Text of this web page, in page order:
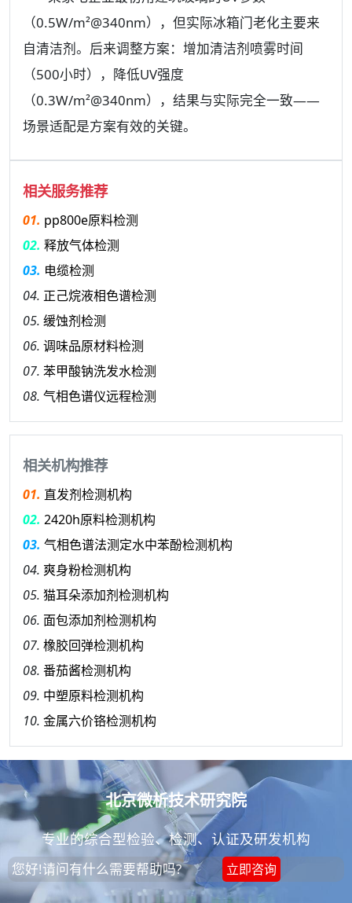
（0.5W/m²@340nm），但实际冰箱门老化主要来
自清洁剂。后来调整方案：增加清洁剂喷雾时间
（500小时），降低UV强度
（0.3W/m²@340nm），结果与实际完全一致——
场景适配是方案有效的关键。
相关服务推荐
01. pp800e原料检测
02. 释放气体检测
03. 电缆检测
04. 正己烷液相色谱检测
05. 缓蚀剂检测
06. 调味品原材料检测
07. 苯甲酸钠洗发水检测
08. 气相色谱仪远程检测
相关机构推荐
01. 直发剂检测机构
02. 2420h原料检测机构
03. 气相色谱法测定水中苯酚检测机构
04. 爽身粉检测机构
05. 猫耳朵添加剂检测机构
06. 面包添加剂检测机构
07. 橡胶回弹检测机构
08. 番茄酱检测机构
09. 中塑原料检测机构
10. 金属六价铬检测机构
北京微析技术研究院
专业的综合型检验、检测、认证及研发机构
您好!请问有什么需要帮助吗? 立即咨询